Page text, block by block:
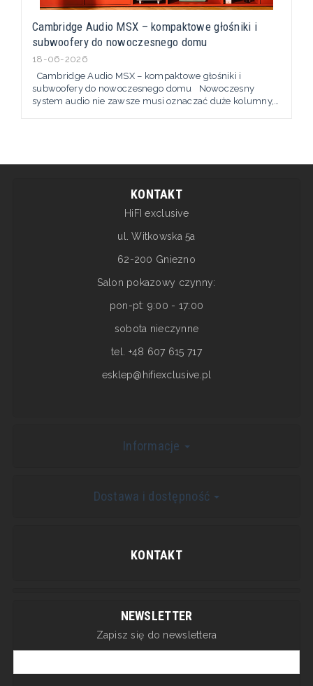
Cambridge Audio MSX – kompaktowe głośniki i
subwoofery do nowoczesnego domu
18-06-2026
Cambridge Audio MSX – kompaktowe głośniki i
subwoofery do nowoczesnego domu Nowoczesny
system audio nie zawsze musi oznaczać duże kolumny,
Właśnie z myślą o...
KONTAKT
HiFI exclusive
ul. Witkowska 5a
62-200 Gniezno
Salon pokazowy czynny:
pon-pt: 9:00 - 17:00
sobota nieczynne
tel. +48 607 615 717
esklep@hifiexclusive.pl
Informacje
Dostawa i dostępność
KONTAKT
NEWSLETTER
Zapisz się do newslettera